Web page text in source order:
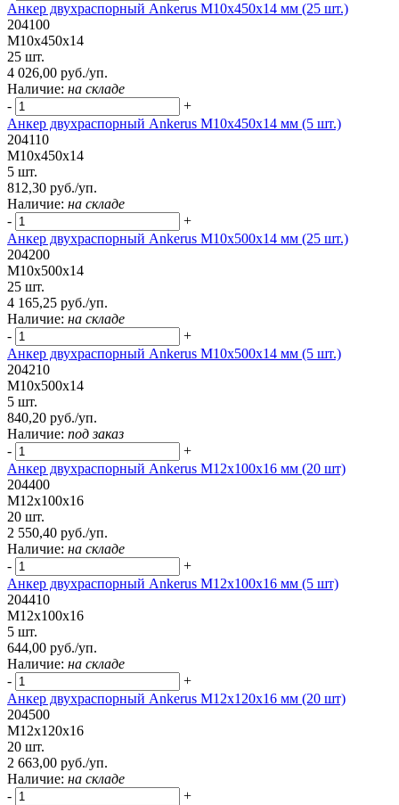
Анкер двухраспорный Ankerus М10х450х14 мм (25 шт.)
204100
М10х450х14
25 шт.
4 026,00 руб./уп.
Наличие: на складе
-
+
Анкер двухраспорный Ankerus М10х450х14 мм (5 шт.)
204110
М10х450х14
5 шт.
812,30 руб./уп.
Наличие: на складе
-
+
Анкер двухраспорный Ankerus М10х500х14 мм (25 шт.)
204200
М10х500х14
25 шт.
4 165,25 руб./уп.
Наличие: на складе
-
+
Анкер двухраспорный Ankerus М10х500х14 мм (5 шт.)
204210
М10х500х14
5 шт.
840,20 руб./уп.
Наличие: под заказ
-
+
Анкер двухраспорный Ankerus М12х100х16 мм (20 шт)
204400
М12х100х16
20 шт.
2 550,40 руб./уп.
Наличие: на складе
-
+
Анкер двухраспорный Ankerus М12х100х16 мм (5 шт)
204410
М12х100х16
5 шт.
644,00 руб./уп.
Наличие: на складе
-
+
Анкер двухраспорный Ankerus М12х120х16 мм (20 шт)
204500
М12х120х16
20 шт.
2 663,00 руб./уп.
Наличие: на складе
-
+